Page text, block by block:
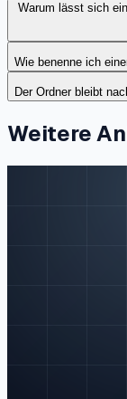
Warum lässt sich
Wie benenne ich
Der Ordner bleibt
Weitere